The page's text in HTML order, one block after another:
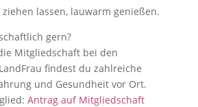
lassen, lauwarm genießen.
gern?
Mitgliedschaft bei den
findest du zahlreiche
und Gesundheit vor Ort.
Antrag auf Mitgliedschaft